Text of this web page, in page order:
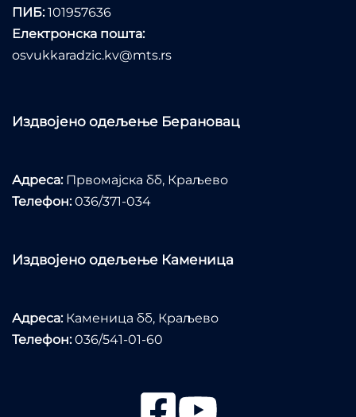
ПИБ:101957636
Електронска пошта:
osvukkaradzic.kv@mts.rs
Издвојено одељење Берановац
Адреса:Првомајска бб, Краљево
Телефон:036/371-034
Издвојено одељење Каменица
Адреса:Каменица бб, Краљево
Телефон:036/541-01-60